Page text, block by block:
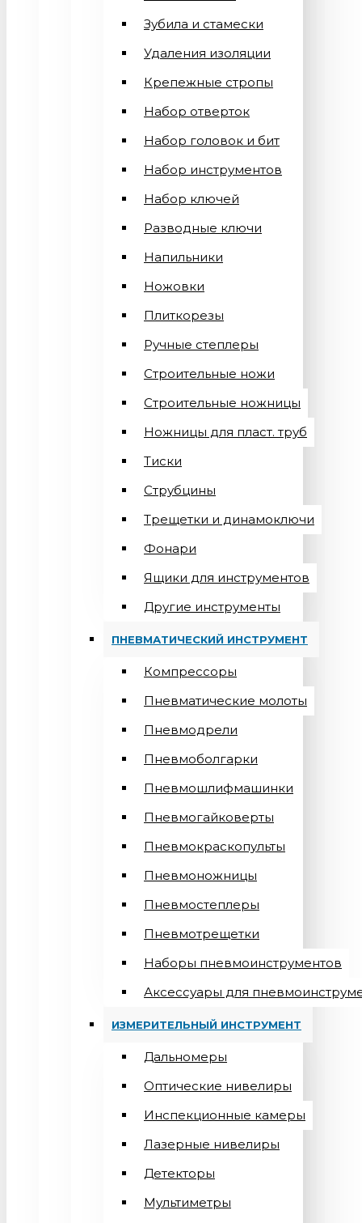
Зубила и стамески
Удаления изоляции
Крепежные стропы
Набор отверток
Набор головок и бит
Набор инструментов
Набор ключей
Разводные ключи
Напильники
Ножовки
Плиткорезы
Ручные степлеры
Строительные ножи
Строительные ножницы
Ножницы для пласт. труб
Тиски
Струбцины
Трещетки и динамоключи
Фонари
Ящики для инструментов
Другие инструменты
ПНЕВМАТИЧЕСКИЙ ИНСТРУМЕНТ
Компрессоры
Пневматические молоты
Пневмодрели
Пневмоболгарки
Пневмошлифмашинки
Пневмогайковерты
Пневмокраскопульты
Пневмоножницы
Пневмостеплеры
Пневмотрещетки
Наборы пневмоинструментов
Аксессуары для
ИЗМЕРИТЕЛЬНЫЙ ИНСТРУМЕНТ
Дальномеры
Оптические нивелиры
Инспекционные камеры
Лазерные нивелиры
Детекторы
Мультиметры